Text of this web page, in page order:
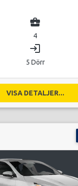
business_center
4
login
5 Dörr
VISA DETALJER...